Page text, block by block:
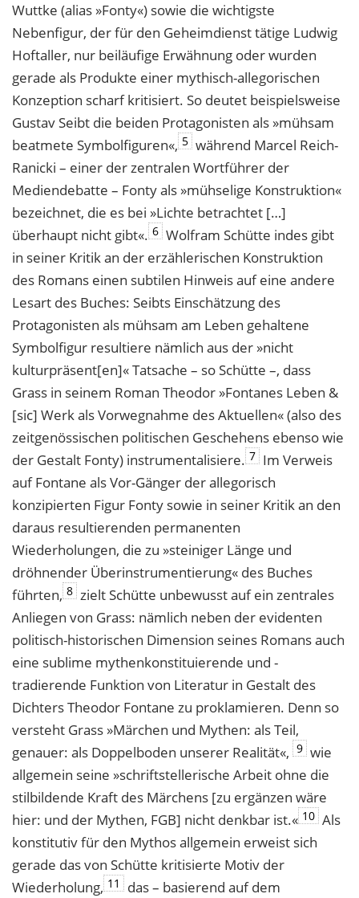
Wuttke (alias »Fonty«) sowie die wichtigste
Nebenfigur, der für den Geheimdienst tätige Ludwig
Hoftaller, nur beiläufige Erwähnung oder wurden
gerade als Produkte einer mythisch-allegorischen
Konzeption scharf kritisiert. So deutet beispielsweise
Gustav Seibt die beiden Protagonisten als »mühsam
beatmete Symbolfiguren«, 5 während Marcel Reich-
Ranicki – einer der zentralen Wortführer der
Mediendebatte – Fonty als »mühselige Konstruktion«
bezeichnet, die es bei »Lichte betrachtet […]
überhaupt nicht gibt«. 6 Wolfram Schütte indes gibt
in seiner Kritik an der erzählerischen Konstruktion
des Romans einen subtilen Hinweis auf eine andere
Lesart des Buches: Seibts Einschätzung des
Protagonisten als mühsam am Leben gehaltene
Symbolfigur resultiere nämlich aus der »nicht
kulturpräsent[en]« Tatsache – so Schütte –, dass
Grass in seinem Roman Theodor »Fontanes Leben &
[sic] Werk als Vorwegnahme des Aktuellen« (also des
zeitgenössischen politischen Geschehens ebenso wie
der Gestalt Fonty) instrumentalisiere. 7 Im Verweis
auf Fontane als Vor-Gänger der allegorisch
konzipierten Figur Fonty sowie in seiner Kritik an den
daraus resultierenden permanenten
Wiederholungen, die zu »steiniger Länge und
dröhnender Überinstrumentierung« des Buches
führten, 8 zielt Schütte unbewusst auf ein zentrales
Anliegen von Grass: nämlich neben der evidenten
politisch-historischen Dimension seines Romans auch
eine sublime mythenkonstituierende und -
tradierende Funktion von Literatur in Gestalt des
Dichters Theodor Fontane zu proklamieren. Denn so
versteht Grass »Märchen und Mythen: als Teil,
genauer: als Doppelboden unserer Realität«, 9 wie
allgemein seine »schriftstellerische Arbeit ohne die
stilbildende Kraft des Märchens [zu ergänzen wäre
hier: und der Mythen, FGB] nicht denkbar ist.« 10 Als
konstitutiv für den Mythos allgemein erweist sich
gerade das von Schütte kritisierte Motiv der
Wiederholung, 11
das – basierend auf dem